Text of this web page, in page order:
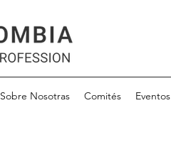
Sobre Nosotras Comités Eventos